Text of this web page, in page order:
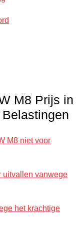
M8 Prijs in
M8 niet voor
uitvallen vanwege
het krachtige